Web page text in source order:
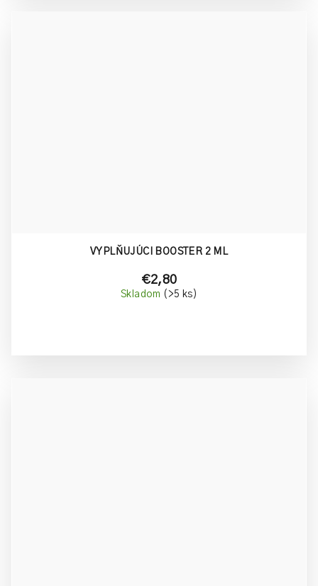
VYPLŇUJÚCI BOOSTER 2 ML
€2,80
Skladom (>5 ks)